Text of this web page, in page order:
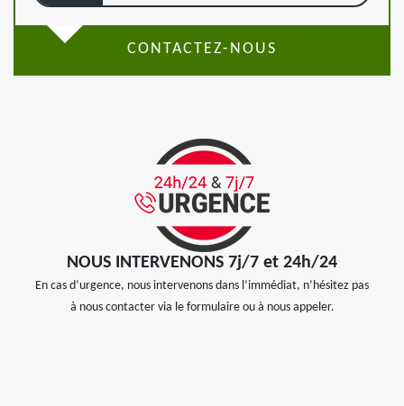
CONTACTEZ-NOUS
NOUS INTERVENONS 7j/7 et 24h/24
En cas d’urgence, nous intervenons dans l’immédiat, n’hésitez pas
à nous contacter via le formulaire ou à nous appeler.